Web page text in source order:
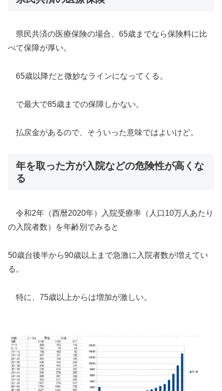
県民共済の医療保険の場合、65歳までなら保険料に比
べて保障が厚い。
65歳以降だと微妙なラインになってくる。
で最大で85歳までの保障しかない。
払戻金があるので、そういった意味ではよいけど。
年を取った方が入院などの危険性が高くな
る
令和2年（西暦2020年）入院受療率（人口10万人あたり
の入院者数）を年齢別でみると
50歳台後半から90歳以上まで急激に入院者数が増えてい
る。
特に、75歳以上からは増加が激しい。